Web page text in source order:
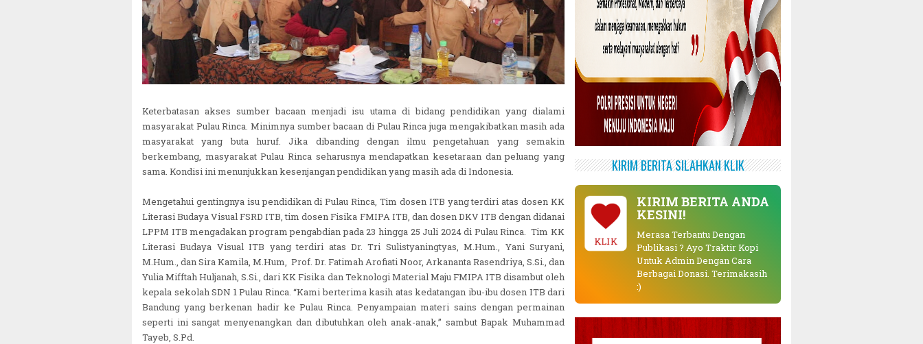
Keterbatasan akses sumber bacaan menjadi isu utama di bidang pendidikan yang dialami
masyarakat Pulau Rinca. Minimnya sumber bacaan di Pulau Rinca juga mengakibatkan masih ada
masyarakat yang buta huruf. Jika dibanding dengan ilmu pengetahuan yang semakin
berkembang, masyarakat Pulau Rinca seharusnya mendapatkan kesetaraan dan peluang yang
sama. Kondisi ini menunjukkan kesenjangan pendidikan yang masih ada di Indonesia.
Mengetahui gentingnya isu pendidikan di Pulau Rinca, Tim dosen ITB yang terdiri atas dosen KK
Literasi Budaya Visual FSRD ITB, tim dosen Fisika FMIPA ITB, dan dosen DKV ITB dengan didanai
LPPM ITB mengadakan program pengabdian pada 23 hingga 25 Juli 2024 di Pulau Rinca. Tim KK
Literasi Budaya Visual ITB yang terdiri atas Dr. Tri Sulistyaningtyas, M.Hum., Yani Suryani,
M.Hum., dan Sira Kamila, M.Hum, Prof. Dr. Fatimah Arofiati Noor, Arkananta Rasendriya, S.Si., dan
Yulia Mifftah Huljanah, S.Si., dari KK Fisika dan Teknologi Material Maju FMIPA ITB disambut oleh
kepala sekolah SDN 1 Pulau Rinca. “Kami berterima kasih atas kedatangan ibu-ibu dosen ITB dari
Bandung yang berkenan hadir ke Pulau Rinca. Penyampaian materi sains dengan permainan
seperti ini sangat menyenangkan dan dibutuhkan oleh anak-anak,” sambut Bapak Muhammad
Tayeb, S.Pd.
KIRIM BERITA SILAHKAN KLIK
KLIK
KIRIM BERITA ANDA
KESINI!
Merasa Terbantu Dengan
Publikasi ? Ayo Traktir Kopi
Untuk Admin Dengan Cara
Berbagai Donasi. Terimakasih
:)